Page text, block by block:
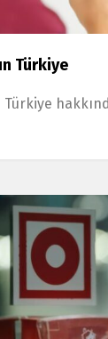
Türkiye
Türkiye